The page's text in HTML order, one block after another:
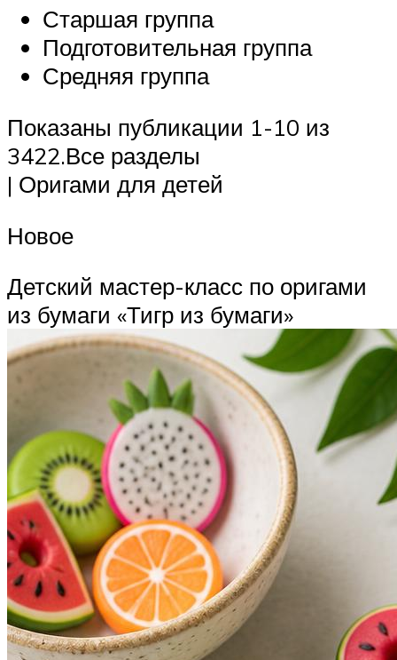
Старшая группа
Подготовительная группа
Средняя группа
Показаны публикации 1-10 из
3422.Все разделы
| Оригами для детей
Новое
Детский мастер-класс по оригами
из бумаги «Тигр из бумаги»